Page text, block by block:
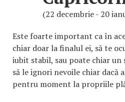
(22 decembrie - 20
Este foarte important ca în
chiar doar la finalul ei, să te
iubit stabil, sau poate chiar un
să le ignori nevoile chiar dacă
pentru moment la propriile